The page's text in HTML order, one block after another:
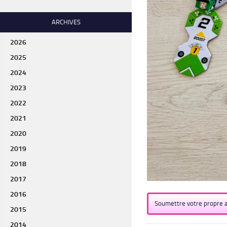
Soumettre votre propre
ARCHIVES
2026
2025
2024
2023
2022
2021
2020
2019
2018
2017
2016
2015
2014